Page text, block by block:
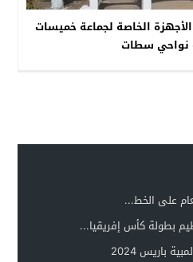
الخاصة لجماعة خميسات
نواحي سطات
على الخط...
بطولة كأس إفريقيا...
باريس 2024